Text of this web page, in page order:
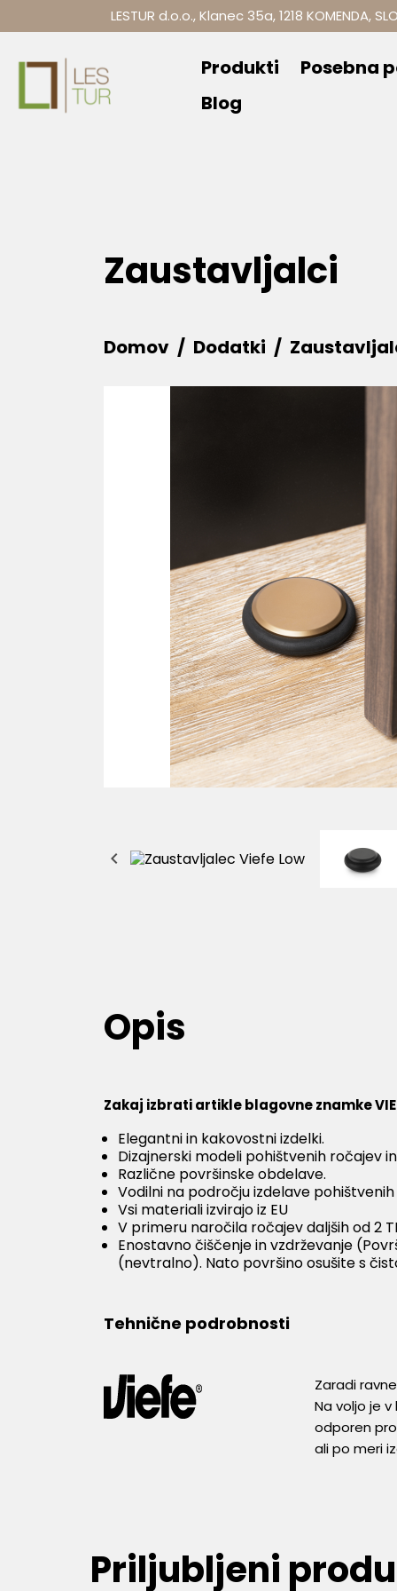
LESTUR d.o.o., Klanec 35a, 1218 KOMENDA, SLO
Produkti Posebna
Blog
Zaustavljalci
Domov Dodatki

Opis
Zakaj izbrati artikle blagovne znamke
Elegantni in kakovostni izdelki.
Dizajnerski modeli pohištvenih ročajev
Različne površinske obdelave.
Vodilni na področju izdelave
Vsi materiali izvirajo iz EU
V primeru naročila ročajev daljših od 2 TM
Enostavno čiščenje in vzdrževanje
(nevtralno). Nato površino osušite s
Tehnične podrobnosti
Zaradi
Na voljo je
odporen
ali po meri
Priljubljeni